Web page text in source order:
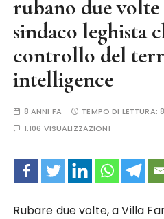
rubano due volte
sindaco leghista
controllo del
intelligence
8 ANNI FA TEMPO DI LETTURA:
1.106 VISUALIZZAZIONI
Rubare due volte, a Villa